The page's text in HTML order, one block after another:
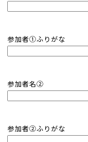
参加者①ふりがな
参加者名②
参加者②ふりがな